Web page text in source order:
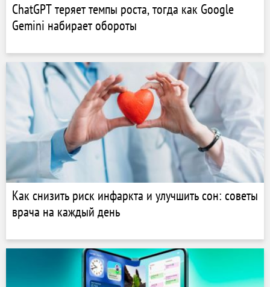
ChatGPT теряет темпы роста, тогда как Google
Gemini набирает обороты
Как снизить риск инфаркта и улучшить сон: советы
врача на каждый день